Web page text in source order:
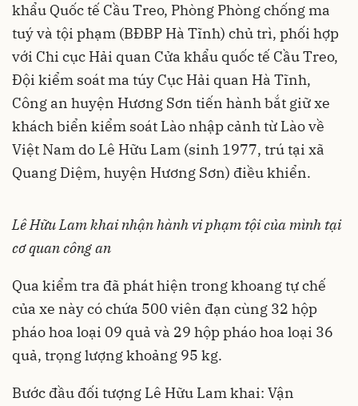
khẩu Quốc tế Cầu Treo, Phòng Phòng chống ma
tuý và tội phạm (BĐBP Hà Tĩnh) chủ trì, phối hợp
với Chi cục Hải quan Cửa khẩu quốc tế Cầu Treo,
Đội kiểm soát ma túy Cục Hải quan Hà Tĩnh,
Công an huyện Hương Sơn tiến hành bắt giữ xe
khách biển kiểm soát Lào nhập cảnh từ Lào về
Việt Nam do Lê Hữu Lam (sinh 1977, trú tại xã
Quang Diệm, huyện Hương Sơn) điều khiển.
Lê Hữu Lam khai nhận hành vi phạm tội của mình tại
cơ quan công an
Qua kiểm tra đã phát hiện trong khoang tự chế
của xe này có chứa 500 viên đạn cùng 32 hộp
pháo hoa loại 09 quả và 29 hộp pháo hoa loại 36
quả, trọng lượng khoảng 95 kg.
Bước đầu đối tượng Lê Hữu Lam khai: Vận